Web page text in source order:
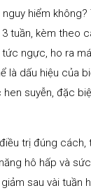
hiểm không?
tuần, kèm theo
ngực, ho ra
là dấu hiệu của
suyễn, đặc
trị đúng cách,
hô hấp và
sau vài tuần